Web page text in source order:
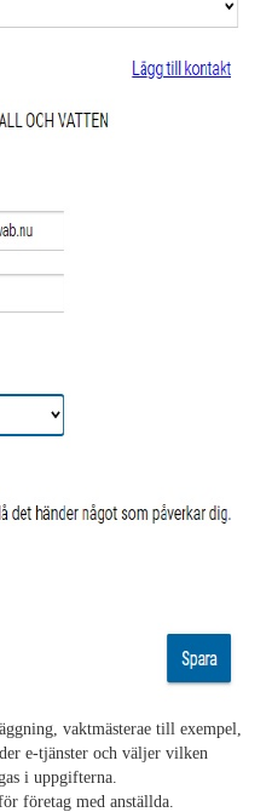
vaktmästerae till exempel,
e-tjänster och väljer vilken
i uppgifterna.
företag med anställda.